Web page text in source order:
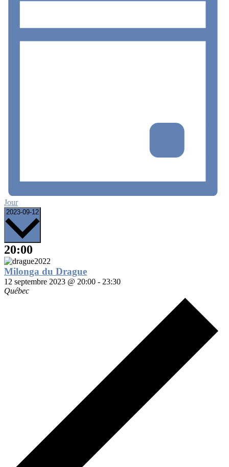
Jour
2023-09-12
20:00
Milonga du Drague
12 septembre 2023 @ 20:00 - 23:30
Québec